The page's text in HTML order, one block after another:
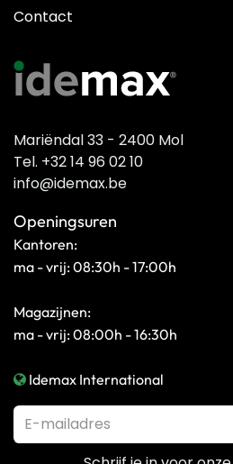
Contact
Mariëndal 33 - 2400 Mol
Tel. +32 14 96 02 10
info@idemax.be
Openingsuren
Kantoren:
ma - vrij: 08:30h - 17:00h
Magazijnen:
ma - vrij: 08:00h - 16:30h
Idemax International